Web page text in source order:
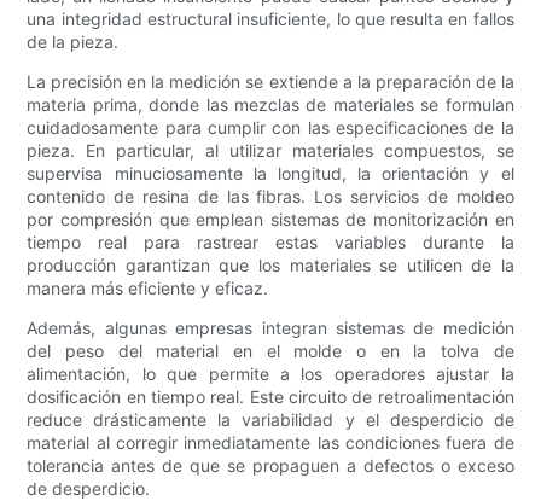
una integridad estructural insuficiente, lo que resulta en fallos
de la pieza.
La precisión en la medición se extiende a la preparación de la
materia prima, donde las mezclas de materiales se formulan
cuidadosamente para cumplir con las especificaciones de la
pieza. En particular, al utilizar materiales compuestos, se
supervisa minuciosamente la longitud, la orientación y el
contenido de resina de las fibras. Los servicios de moldeo
por compresión que emplean sistemas de monitorización en
tiempo real para rastrear estas variables durante la
producción garantizan que los materiales se utilicen de la
manera más eficiente y eficaz.
Además, algunas empresas integran sistemas de medición
del peso del material en el molde o en la tolva de
alimentación, lo que permite a los operadores ajustar la
dosificación en tiempo real. Este circuito de retroalimentación
reduce drásticamente la variabilidad y el desperdicio de
material al corregir inmediatamente las condiciones fuera de
tolerancia antes de que se propaguen a defectos o exceso
de desperdicio.